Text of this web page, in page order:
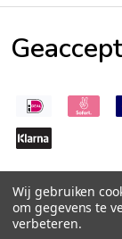
©2026
Wij gebruiken
om gegevens te
verbeteren.